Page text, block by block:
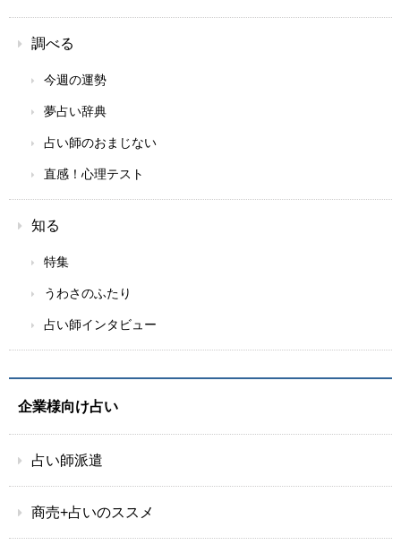
調べる
今週の運勢
夢占い辞典
占い師のおまじない
直感！心理テスト
知る
特集
うわさのふたり
占い師インタビュー
企業様向け占い
占い師派遣
商売+占いのススメ